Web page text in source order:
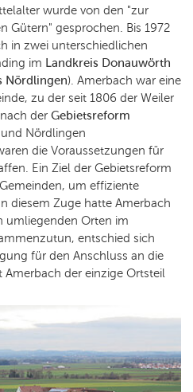
wurde von den "zur
Gütern" gesprochen. Bis 1972
in zwei unterschiedlichen
im Landkreis Donauwörth
Nördlingen). Amerbach war eine
zu der seit 1806 der Weiler
der Gebietsreform
Nördlingen
die Voraussetzungen für
Ein Ziel der Gebietsreform
um effiziente
diesem Zuge hatte Amerbach
umliegenden Orten im
entschied sich
für den Anschluss an die
Amerbach der einzige Ortsteil